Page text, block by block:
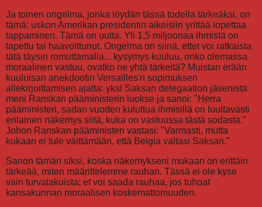
Ja toinen ongelma, jonka löydän tässä todella tärkeäksi, on
tämä: uskon Amerikan presidentin aikeisiin yrittää lopettaa
tappaminen. Tämä on uutta. Yli 1,5 miljoonaa ihmistä on
tapettu tai haavoittunut. Ongelma on siinä, ettet voi ratkaista
tätä täysin romuttamalla... kysymys kuuluu, onko olemassa
moraalinen vastuu, ovatko ne yhtä tärkeitä? Muistan erään
kuuluisan anekdootin Versailles'n sopimuksen
allekirjoittamisen ajalta: yksi Saksan delegaation jäsenistä
meni Ranskan pääministerin luokse ja sanoi: "Herra
pääministeri, sadan vuoden kuluttua ihmisillä on luultavasti
erilainen näkemys siitä, kuka on vastuussa tästä sodasta."
Johon Ranskan pääministeri vastasi: "Varmasti, mutta
kukaan ei tule väittämään, että Belgia valtasi Saksan."
Sanon tämän siksi, koska näkemykseni mukaan on erittäin
tärkeää, miten määrittelemme rauhan. Tässä ei ole kyse
vain turvatakuista; et voi saada rauhaa, jos tuhoat
kansakunnan moraalisen koskemattomuuden.